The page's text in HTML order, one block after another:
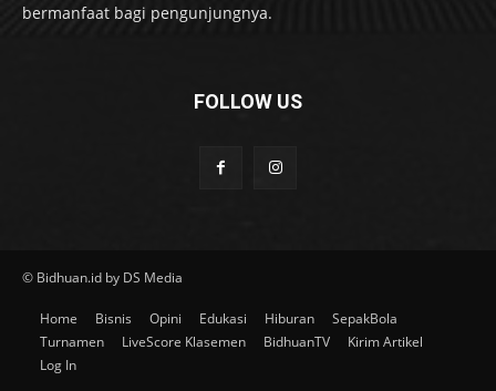
bermanfaat bagi pengunjungnya.
FOLLOW US
© Bidhuan.id by DS Media
Home Bisnis Opini Edukasi Hiburan
SepakBola
Turnamen
LiveScore Klasemen BidhuanTV
Kirim Artikel
Log In